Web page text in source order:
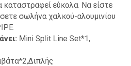
καταστραφεί εύκολα. Να είστε
σωλήνα χαλκού-αλουμινίου
Mini Split Line Set*1,